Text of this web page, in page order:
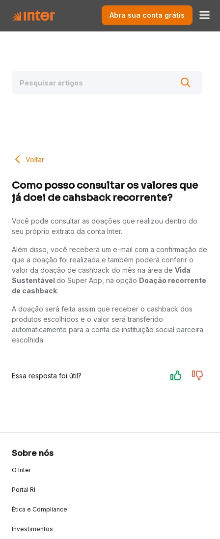
Abra sua conta grátis
Voltar
Como posso consultar os valores que
já doei de cahsback recorrente?
Você pode consultar as doações que realizou dentro do
seu próprio extrato da conta Inter.
Além disso, você receberá um e-mail com a confirmação de
que a doação foi realizada e também poderá conferir o
valor da doação de cashback do mês na área de Vida
Sustentável do Super App, na opção Doação recorrente
de cashback.
A doação será feita assim que receber o cashback dos
produtos escolhidos e o valor será transferido
automaticamente para a conta da instituição social parceira
escolhida.
Essa resposta foi útil?
Sobre nós
O Inter
Portal RI
Ética e Compliance
Investimentos